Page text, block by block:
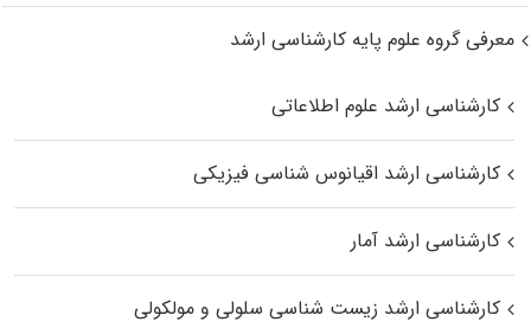
معرفی گروه علوم پایه کارشناسی ارشد
کارشناسی ارشد علوم اطلاعاتی
کارشناسی ارشد اقیانوس‌ شناسی فیزیکی
کارشناسی ارشد آمار
کارشناسی ارشد زیست شناسی سلولی و مولکولی